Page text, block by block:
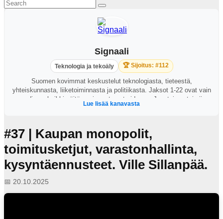
Signaali
Teknologia ja tekoäly 🏆 Sijoitus: #112
Suomen kovimmat keskustelut teknologiasta, tieteestä,
yhteiskunnasta, liiketoiminnasta ja politiikasta. Jaksot 1-22 ovat vain
audiona, kaikki näitä uusimmat ovat videona. Juontajana toimii
George Lapinlampi.
Lue lisää kanavasta
#37 | Kaupan monopolit,
toimitusketjut, varastonhallinta,
kysyntäennusteet. Ville Sillanpää.
📅 20.10.2025